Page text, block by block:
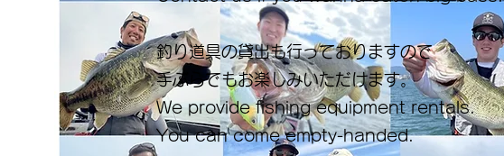
釣り道具の貸出も行っておりますので
手ぶらでもお楽しみいただけます。
We provide fishing equipment rentals.
You can come empty-handed.